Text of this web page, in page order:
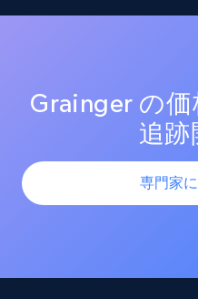
Amazon products
Asin, URL, Name,
price, Currency, Sold,
1.6K+ 181+
測定する。効果的なプロ
SKUやバリエーションを
トフォームで一貫性と正
Grainger の
追跡
専門家